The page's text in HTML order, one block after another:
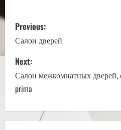
P
o
s
t
n
Previous:
Салон дверей
Next:
Салон межкомнатных
prima